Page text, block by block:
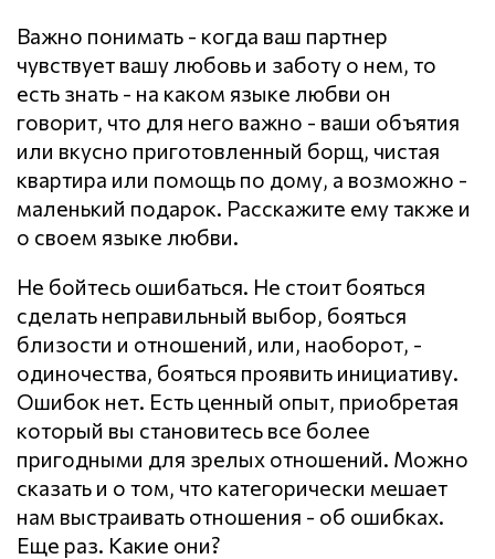
Важно понимать - когда ваш партнер
чувствует вашу любовь и заботу о нем, то
есть знать - на каком языке любви он
говорит, что для него важно - ваши объятия
или вкусно приготовленный борщ, чистая
квартира или помощь по дому, а возможно -
маленький подарок. Расскажите ему также и
о своем языке любви.
Не бойтесь ошибаться. Не стоит бояться
сделать неправильный выбор, бояться
близости и отношений, или, наоборот, -
одиночества, бояться проявить инициативу.
Ошибок нет. Есть ценный опыт, приобретая
который вы становитесь все более
пригодными для зрелых отношений. Можно
сказать и о том, что категорически мешает
нам выстраивать отношения - об ошибках.
Еще раз. Какие они?